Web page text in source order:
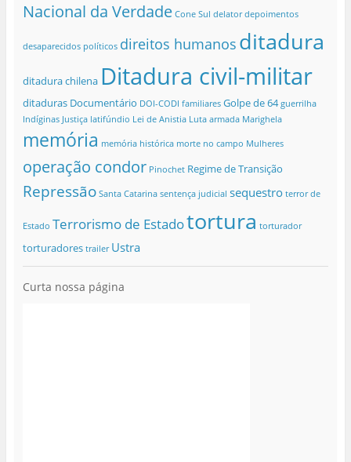
Nacional da Verdade Cone Sul delator depoimentos
desaparecidos políticos direitos humanos ditadura
ditadura chilena Ditadura civil-militar
ditaduras Documentário DOI-CODI familiares Golpe de 64 guerrilha
Indíginas Justiça latifúndio Lei de Anistia Luta armada Marighela
memória memória histórica morte no campo Mulheres
operação condor Pinochet Regime de Transição
Repressão Santa Catarina sentença judicial sequestro terror de
Estado Terrorismo de Estadotortura torturador
torturadores trailer Ustra
Curta nossa página